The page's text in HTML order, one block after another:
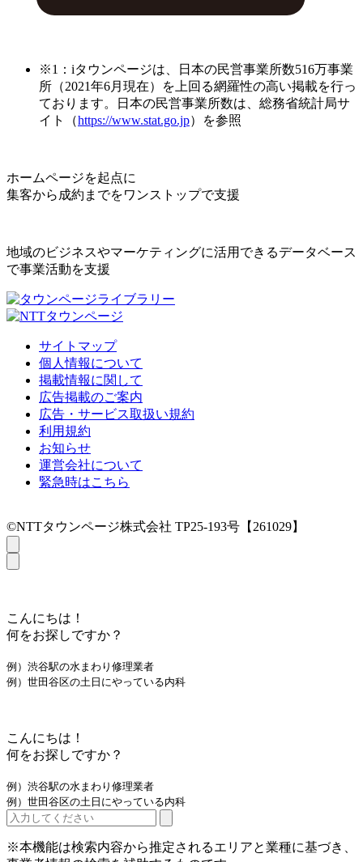
※1：iタウンページは、日本の民営事業所数516万事業
所（2021年6月現在）を上回る網羅性の高い掲載を行っ
ております。日本の民営事業所数は、総務省統計局サ
イト（https://www.stat.go.jp）を参照
ホームページを起点に
集客から成約までをワンストップで支援
地域のビジネスやマーケティングに活用できるデータベース
で事業活動を支援
サイトマップ
個人情報について
掲載情報に関して
広告掲載のご案内
広告・サービス取扱い規約
利用規約
お知らせ
運営会社について
緊急時はこちら
©NTTタウンページ株式会社 TP25-193号【261029】
こんにちは！
何をお探しですか？
例）渋谷駅の水まわり修理業者
例）世田谷区の土日にやっている内科
こんにちは！
何をお探しですか？
例）渋谷駅の水まわり修理業者
例）世田谷区の土日にやっている内科
※本機能は検索内容から推定されるエリアと業種に基づき、